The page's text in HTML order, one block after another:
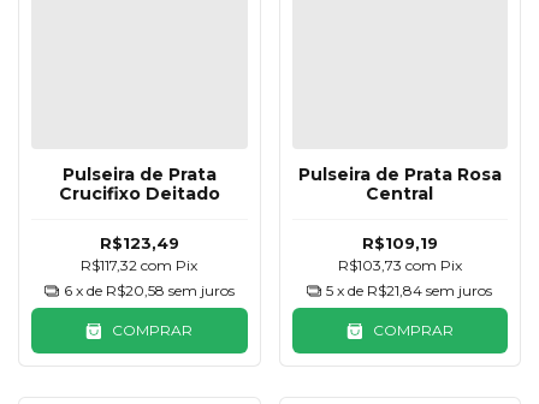
Pulseira de Prata
Crucifixo Deitado
R$123,49
R$117,32com Pix
6 x de R$20,58 sem juros
COMPRAR
Pulseira de Prata Rosa
Central
R$109,19
R$103,73 com Pix
5 x de R$21,84 sem juros
COMPRAR